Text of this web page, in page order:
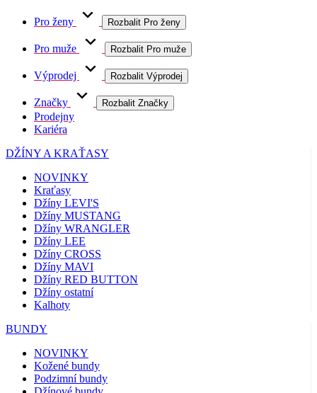
Pro ženy Rozbalit Pro ženy
Pro muže Rozbalit Pro muže
Výprodej Rozbalit Výprodej
Značky Rozbalit Značky
Prodejny
Kariéra
DŽÍNY A KRAŤASY
NOVINKY
Kraťasy
Džíny LEVI'S
Džíny MUSTANG
Džíny WRANGLER
Džíny LEE
Džíny CROSS
Džíny MAVI
Džíny RED BUTTON
Džíny ostatní
Kalhoty
BUNDY
NOVINKY
Kožené bundy
Podzimní bundy